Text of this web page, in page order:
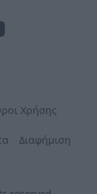
Χρήσης
Διαφήμιση